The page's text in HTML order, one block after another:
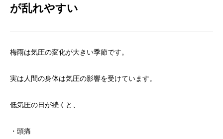
が乱れやすい
梅雨は気圧の変化が大きい季節です。
実は人間の身体は気圧の影響を受けています。
低気圧の日が続くと、
・頭痛